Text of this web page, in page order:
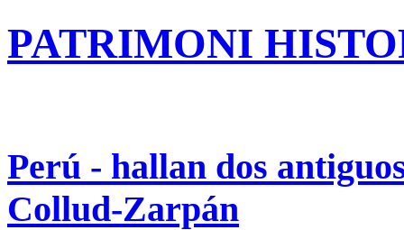
PATRIMONI
Perú - hallan dos
Collud-Zarpán